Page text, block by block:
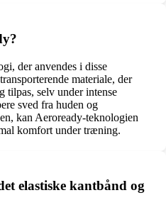
der anvendes i disse
materiale, der
tilpas, selv under intense
sved fra huden og
kan Aeroready-teknologien
komfort under træning.
elastiske kantbånd og